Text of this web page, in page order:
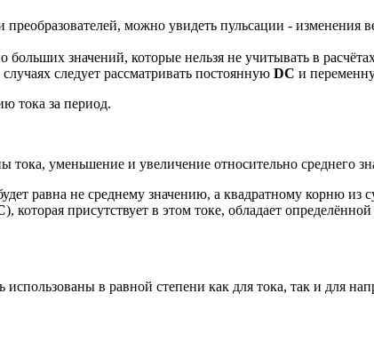
можно увидеть пульсации -
значений, которые нельзя не учитывать в
следует рассматривать постоянную DC и
тока за период.
тока, уменьшение и увеличение относительно среднего
равна не среднему значению, а квадратному корню
), которая присутствует в этом токе, обладает
использованы в равной степени как для тока, так и для